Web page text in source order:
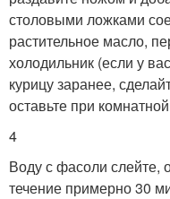
столовыми ложками
растительное масло,
холодильник (если у
курицу заранее,
оставьте при
4
Воду с фасоли слейте,
течение примерно 30